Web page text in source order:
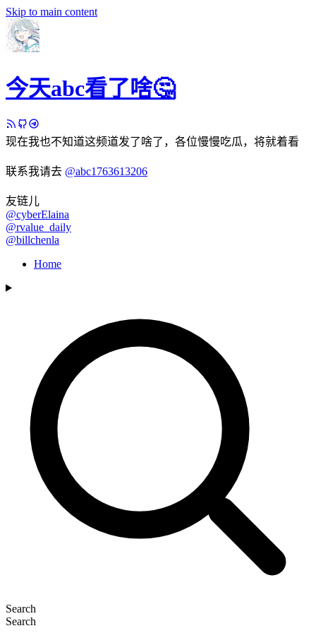
Skip to main content
今天abc看了啥🤔
现在我也不知道这频道发了啥了，各位慢慢吃瓜，将就着看
联系我请去 @abc1763613206
友链儿
@cyberElaina
@rvalue_daily
@billchenla
Home
Search
Search